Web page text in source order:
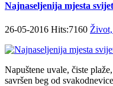
Najnaseljenija mjesta
26-05-2016 Hits:7160
Napuštene uvale, čiste
savršen beg od